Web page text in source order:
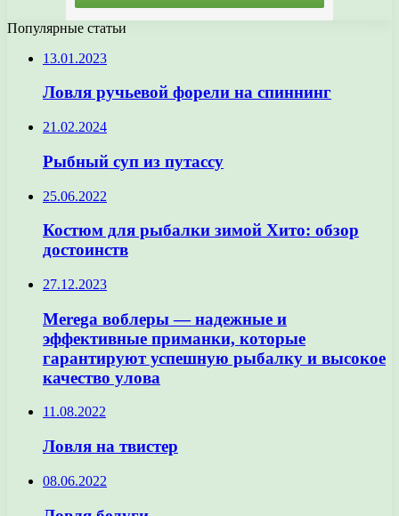
Популярные статьи
13.01.2023
Ловля ручьевой форели на спиннинг
21.02.2024
Рыбный суп из путассу
25.06.2022
Костюм для рыбалки зимой Хито: обзор
достоинств
27.12.2023
Merega воблеры — надежные и
эффективные приманки, которые
гарантируют успешную рыбалку и высокое
качество улова
11.08.2022
Ловля на твистер
08.06.2022